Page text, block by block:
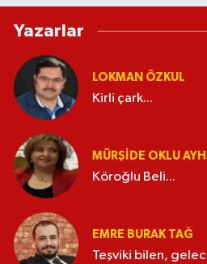
Yazarlar
LOKMAN ÖZKUL
Kirli çark...
MÜRŞIDE OKLU
Köroğlu Beli...
EMRE BURAK TAĞ
Teşviki bilen,